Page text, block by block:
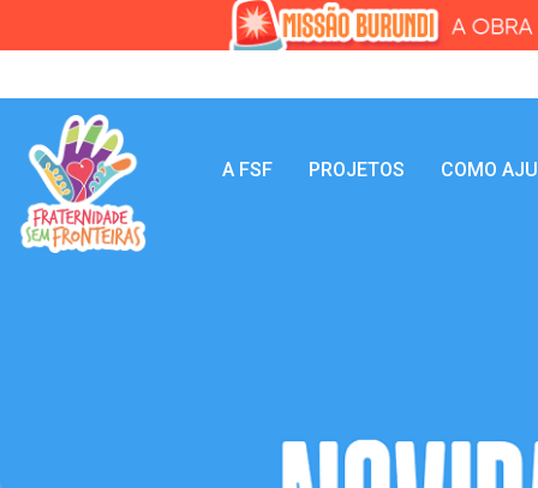
A FSF PROJETOS COMO